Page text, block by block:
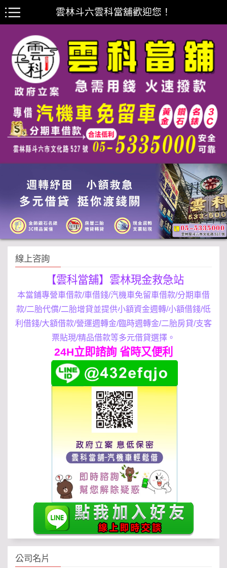
雲林斗六雲科當舖歡迎您！
線上咨詢
【雲科當舖】雲林現金救急站
本當鋪專營車借款/車借錢/汽機車免留車借款/分期車借
款/二胎代償/二胎增貸並提供小額資金週轉/小額借錢/低
利借錢/大額借款/營運週轉金/臨時週轉金/二胎房貸/支客
票貼現/精品借款等多元借貸選擇。
24H立即諮詢 省時又便利
公司名片